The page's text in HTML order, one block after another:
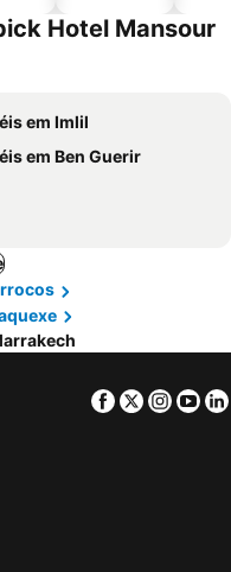
Hotel Mansour
em Imlil
em Ben Guerir
Facebook
Twitter